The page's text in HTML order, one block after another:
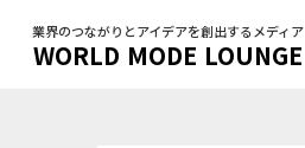
業界のつながりとアイデアを創出するメディア
WORLD MODE LOUNGE